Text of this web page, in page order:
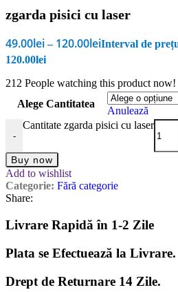
zgarda pisici cu laser
49.00lei – 120.00leiInterval de
120.00lei
212 People watching this product now!
Alege Cantitatea
Anulează
-
Cantitate zgarda pisici cu laser
Buy now
Add to wishlist
Categorie: Fără categorie
Share:
Livrare Rapidă în 1-2 Zile
Plata se Efectuează la Livrare.
Drept de Returnare 14 Zile.